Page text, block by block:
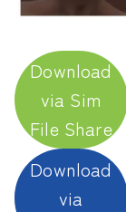
Download
via Sim
File Share
Download
via